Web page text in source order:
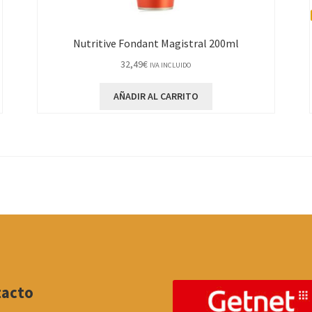
Nutritive Fondant Magistral 200ml
32,49€ IVA INCLUIDO
AÑADIR AL CARRITO